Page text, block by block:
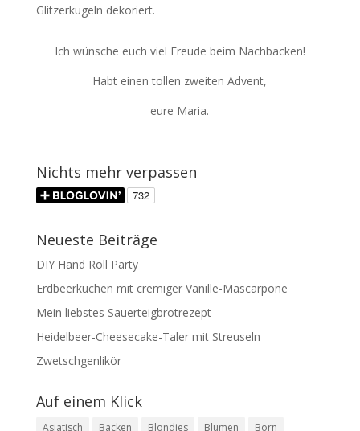
Glitzerkugeln dekoriert.
Ich wünsche euch viel Freude beim Nachbacken!
Habt einen tollen zweiten Advent,
eure Maria.
Nichts mehr verpassen
Neueste Beiträge
DIY Hand Roll Party
Erdbeerkuchen mit cremiger Vanille-Mascarpone
Mein liebstes Sauerteigbrotrezept
Heidelbeer-Cheesecake-Taler mit Streuseln
Zwetschgenlikör
Auf einem Klick
Asiatisch Backen Blondies Blumen Born